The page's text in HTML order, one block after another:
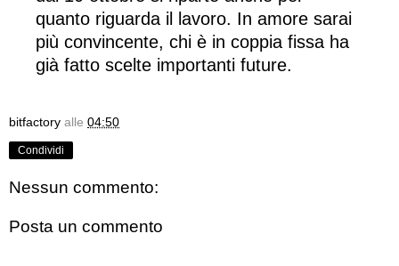
quanto riguarda il lavoro. In amore sarai
più convincente, chi è in coppia fissa ha
già fatto scelte importanti future.
bitfactory alle 04:50
Condividi
Nessun commento:
Posta un commento